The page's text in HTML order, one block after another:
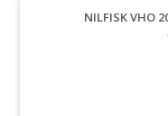
NILFISK VHO